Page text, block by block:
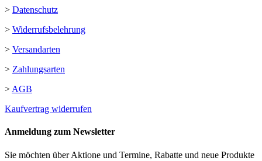
> Datenschutz
> Widerrufsbelehrung
> Versandarten
> Zahlungsarten
> AGB
Kaufvertrag widerrufen
Anmeldung zum Newsletter
Sie möchten über Aktione und Termine, Rabatte und neue Produkte